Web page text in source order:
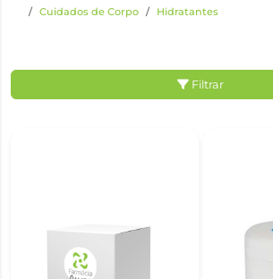
Cuidados de Corpo Hidratantes
Filtrar